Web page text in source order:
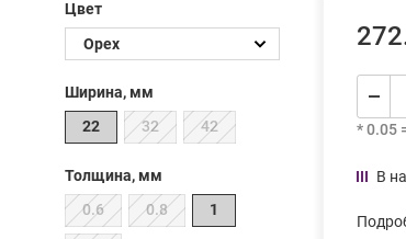
Цвет
Ширина, мм
22
32 42
Толщина, мм
0.6
0.8 1
* 0.05
В